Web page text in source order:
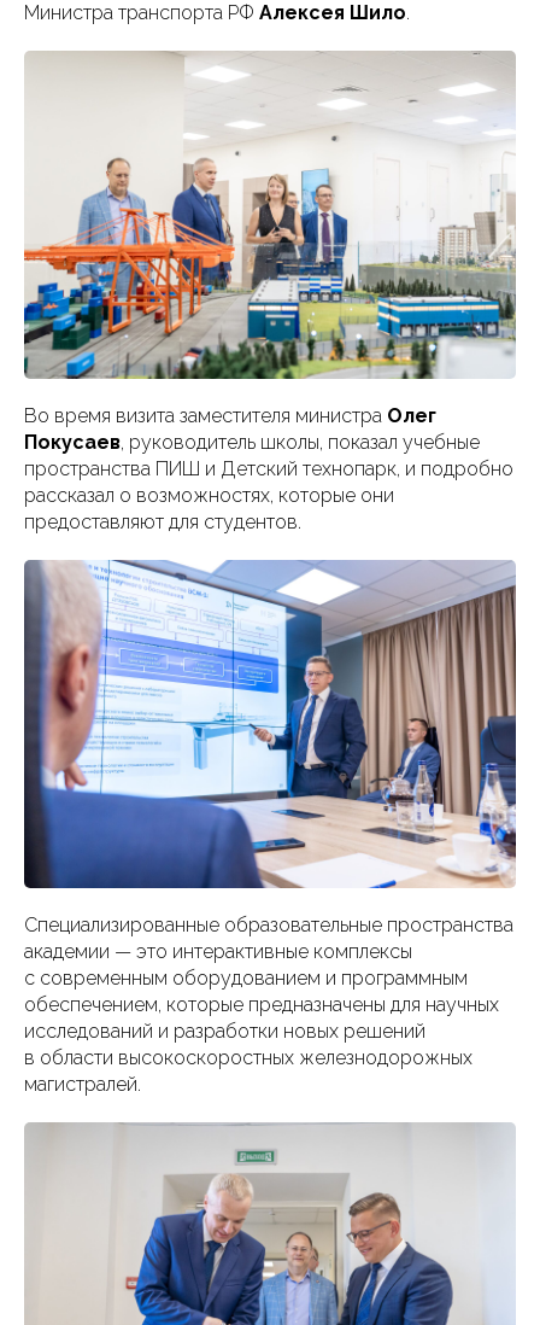
Министра транспорта РФ Алексея Шило.
Во время визита заместителя министра Олег
Покусаев, руководитель школы, показал учебные
пространства ПИШ и Детский технопарк, и подробно
рассказал о возможностях, которые они
предоставляют для студентов.
Специализированные образовательные пространства
академии — это интерактивные комплексы
с современным оборудованием и программным
обеспечением, которые предназначены для научных
исследований и разработки новых решений
в области высокоскоростных железнодорожных
магистралей.